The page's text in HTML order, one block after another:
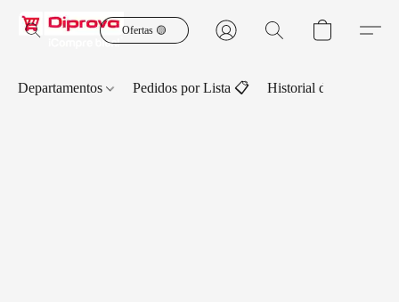
Ofertas 🟡
Departamentos Pedidos por Lista 📋 Historial de Pedidos